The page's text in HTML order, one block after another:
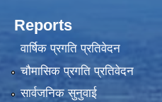
Reports
वार्षिक प्रगति प्रतिवेदन
चौमासिक प्रगति प्रतिवेदन
सार्वजनिक सुनुवाई